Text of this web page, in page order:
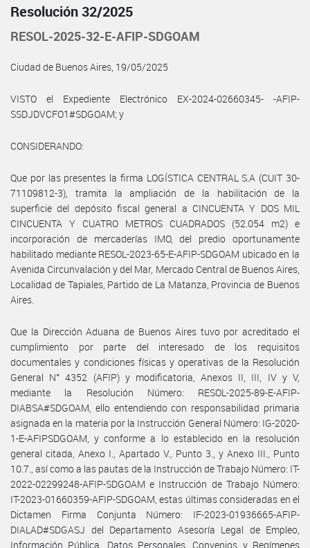
Resolución 32/2025
RESOL-2025-32-E-AFIP-SDGOAM
Ciudad de Buenos Aires, 19/05/2025
VISTO el Expediente Electrónico EX-2024-02660345- -AFIP-
SSDJDVCFO1#SDGOAM; y
CONSIDERANDO:
Que por las presentes la firma LOGÍSTICA CENTRAL S.A (CUIT 30-
71109812-3), tramita la ampliación de la habilitación de la
superficie del depósito fiscal general a CINCUENTA Y DOS MIL
CINCUENTA Y CUATRO METROS CUADRADOS (52.054 m2) e
incorporación de mercaderías IMO, del predio oportunamente
habilitado mediante RESOL-2023-65-E-AFIP-SDGOAM ubicado en la
Avenida Circunvalación y del Mar, Mercado Central de Buenos Aires,
Localidad de Tapiales, Partido de La Matanza, Provincia de Buenos
Aires.
Que la Dirección Aduana de Buenos Aires tuvo por acreditado el
cumplimiento por parte del interesado de los requisitos
documentales y condiciones físicas y operativas de la Resolución
General N° 4352 (AFIP) y modificatoria, Anexos II, III, IV y V,
mediante la Resolución Número: RESOL-2025-89-E-AFIP-
DIABSA#SDGOAM, ello entendiendo con responsabilidad primaria
asignada en la materia por la Instrucción General Número: IG-2020-
1-E-AFIPSDGOAM, y conforme a lo establecido en la resolución
general citada, Anexo I., Apartado V., Punto 3., y Anexo III., Punto
10.7., así como a las pautas de la Instrucción de Trabajo Número: IT-
2022-02299248-AFIP-SDGOAM e Instrucción de Trabajo Número:
IT-2023-01660359-AFIP-SDGOAM, estas últimas consideradas en el
Dictamen Firma Conjunta Número: IF-2023-01936665-AFIP-
DIALAD#SDGASJ del Departamento Asesoría Legal de Empleo,
Información Pública, Datos Personales, Convenios y Regímenes